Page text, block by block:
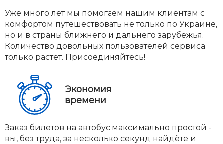
Уже много лет мы помогаем нашим клиентам с
комфортом путешествовать не только по Украине,
но и в страны ближнего и дальнего зарубежья.
Количество довольных пользователей сервиса
только растёт. Присоединяйтесь!
Экономия
времени
Заказ билетов на автобус максимально простой -
вы, без труда, за несколько секунд найдёте и